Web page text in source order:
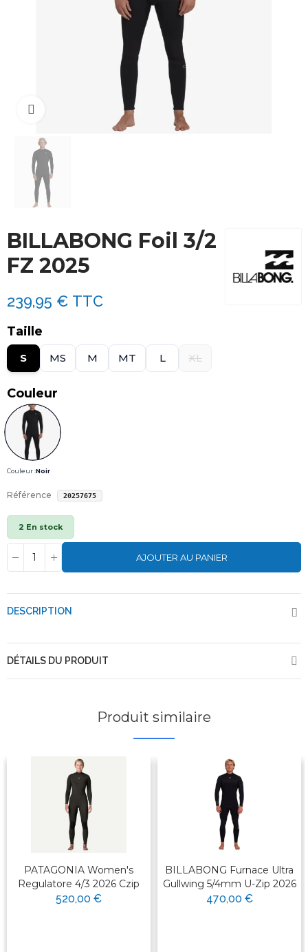
Cliquez pour agrandir
BILLABONG Foil 3/2
FZ 2025
239,95 € TTC
Taille
S MS M MT L XL
Couleur
Couleur :Noir
Référence 20257675
2 En stock
AJOUTER AU PANIER
DESCRIPTION
DÉTAILS DU PRODUIT
Produit similaire
PATAGONIA Women's
Regulatore 4/3 2026 Czip
520,00 €
BILLABONG Furnace Ultra
Gullwing 5/4mm U-Zip 2026
470,00 €